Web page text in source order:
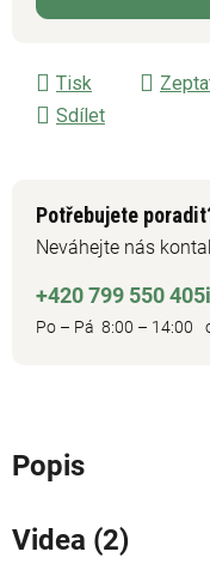
Tisk
Sdílet
Potřebujete
Neváhejte nás
+420 799 550 405
Po – Pá 8:00 – 14:00
Popis
Videa (2)